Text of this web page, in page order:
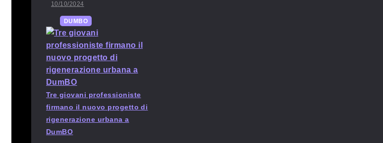
10/10/2024
DUMBO
Tre giovani professioniste
firmano il nuovo progetto di
rigenerazione urbana a
DumBO